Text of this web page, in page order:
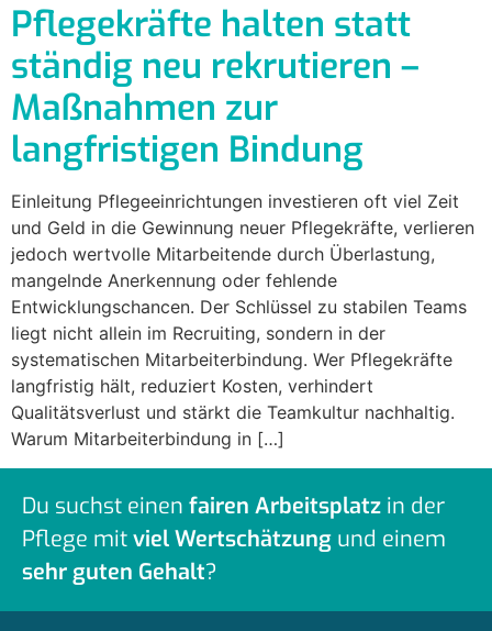
Pflegekräfte halten statt
ständig neu rekrutieren –
Maßnahmen zur
langfristigen Bindung
Einleitung Pflegeeinrichtungen investieren oft viel Zeit
und Geld in die Gewinnung neuer Pflegekräfte, verlieren
jedoch wertvolle Mitarbeitende durch Überlastung,
mangelnde Anerkennung oder fehlende
Entwicklungschancen. Der Schlüssel zu stabilen Teams
liegt nicht allein im Recruiting, sondern in der
systematischen Mitarbeiterbindung. Wer Pflegekräfte
langfristig hält, reduziert Kosten, verhindert
Qualitätsverlust und stärkt die Teamkultur nachhaltig.
Warum Mitarbeiterbindung in […]
Du suchst einen fairen Arbeitsplatz in der
Pflege mitviel Wertschätzung und einem
sehr guten Gehalt?